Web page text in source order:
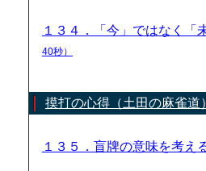
１３４．「今」ではなく
40秒）
摸打の心得（土田の麻雀道）
１３５．盲牌の意味を考え